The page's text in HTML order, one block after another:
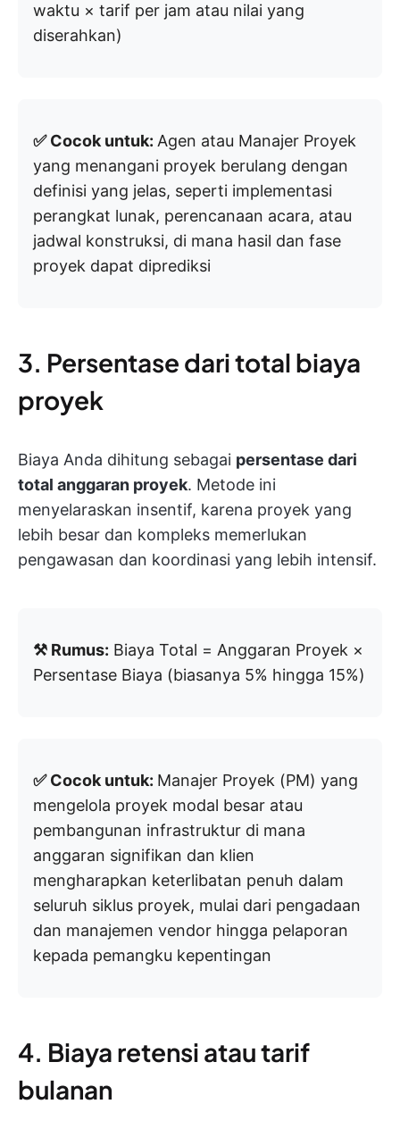
waktu × tarif per jam atau nilai yang
diserahkan)
✅ Cocok untuk: Agen atau Manajer Proyek
yang menangani proyek berulang dengan
definisi yang jelas, seperti implementasi
perangkat lunak, perencanaan acara, atau
jadwal konstruksi, di mana hasil dan fase
proyek dapat diprediksi
3. Persentase dari total biaya
proyek
Biaya Anda dihitung sebagai persentase dari
total anggaran proyek. Metode ini
menyelaraskan insentif, karena proyek yang
lebih besar dan kompleks memerlukan
pengawasan dan koordinasi yang lebih intensif.
⚒️ Rumus: Biaya Total = Anggaran Proyek ×
Persentase Biaya (biasanya 5% hingga 15%)
✅ Cocok untuk: Manajer Proyek (PM) yang
mengelola proyek modal besar atau
pembangunan infrastruktur di mana
anggaran signifikan dan klien
mengharapkan keterlibatan penuh dalam
seluruh siklus proyek, mulai dari pengadaan
dan manajemen vendor hingga pelaporan
kepada pemangku kepentingan
4. Biaya retensi atau tarif
bulanan